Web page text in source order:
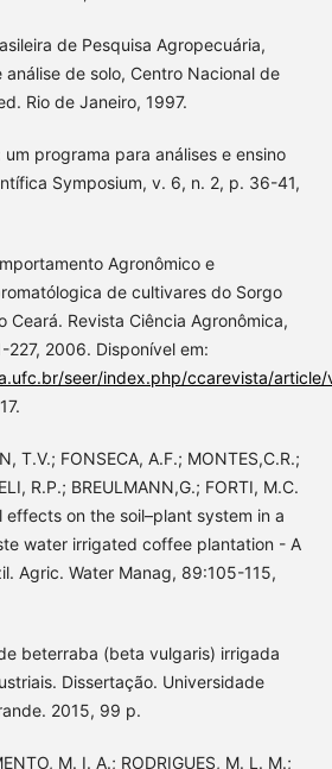
de Pesquisa Agropecuária,
de solo, Centro Nacional de
Rio de Janeiro, 1997.
um programa para análises e ensino
Symposium, v. 6, n. 2, p. 36-41,
Agronômico e
de cultivares do Sorgo
Ceará. Revista Ciência Agronômica,
227, 2006. Disponível em:
seer/index.php/ccarevista/
T.V.; FONSECA, A.F.; MONTES,C.R.;
R.P.; BREULMANN,G.; FORTI, M.C.
effects on the soil–plant system in a
water irrigated coffee plantation - A
Agric. Water Manag, 89:105-115,
beterraba (beta vulgaris) irrigada
Dissertação. Universidade
2015, 99 p.
M. I. A.; RODRIGUES, M. L. M.;